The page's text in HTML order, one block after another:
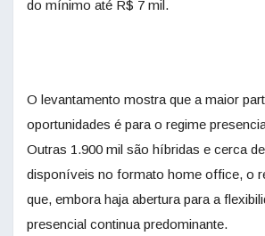
do mínimo até R$ 7 mil.
O levantamento mostra que a maior
oportunidades é para o regime
Outras 1.900 mil são híbridas e cerca
disponíveis no formato home office, o
que, embora haja abertura para a
presencial continua predominante.